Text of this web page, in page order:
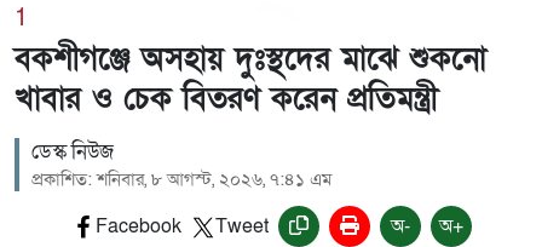
1
বকশীগঞ্জে অসহায় দুঃস্থদের মাঝে শুকনো
খাবার ও চেক বিতরণ করেন প্রতিমন্ত্রী
ডেস্ক নিউজ
প্রকাশিত: শনিবার, ৮ আগস্ট, ২০২৬, ৭:৪১ এম
Facebook Tweet অ- অ+